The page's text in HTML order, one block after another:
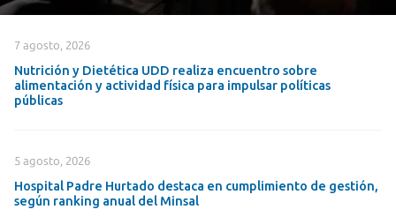
7 agosto, 2026
Nutrición y Dietética UDD realiza encuentro sobre
alimentación y actividad física para impulsar políticas
públicas
5 agosto, 2026
Hospital Padre Hurtado destaca en cumplimiento de gestión,
según ranking anual del Minsal